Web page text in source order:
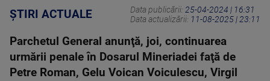
ȘTIRI ACTUALE Data publicării: 25-04-2024 | 16:31
Data actualizării: 11-08-2025 | 23:11
Parchetul General anunţă, joi, continuarea
urmării penale în Dosarul Mineriadei faţă de
Petre Roman, Gelu Voican Voiculescu, Virgil